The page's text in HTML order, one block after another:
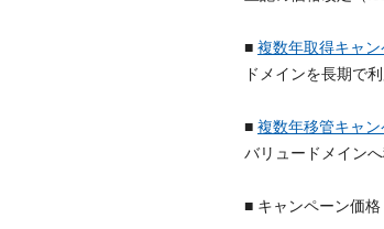
■ 複数年取得キャン
ドメインを長期で
■ 複数年移管キャン
バリュードメイン
■ キャンペーン価格